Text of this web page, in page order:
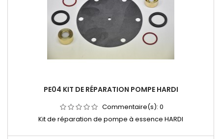
PE04 KIT DE RÉPARATION POMPE HARDI
Commentaire(s): 0
Kit de réparation de pompe à essence HARDI